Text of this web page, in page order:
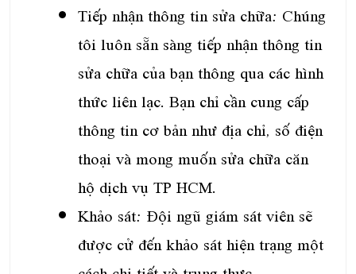
Tiếp nhận thông tin sửa chữa: Chúng
tôi luôn sẵn sàng tiếp nhận thông tin
sửa chữa của bạn thông qua các hình
thức liên lạc. Bạn chỉ cần cung cấp
thông tin cơ bản như địa chỉ, số điện
thoại và mong muốn sửa chữa căn
hộ dịch vụ TP HCM.
Khảo sát: Đội ngũ giám sát viên sẽ
được cử đến khảo sát hiện trạng một